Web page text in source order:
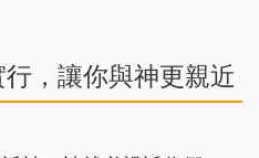
，讓你與神更親近